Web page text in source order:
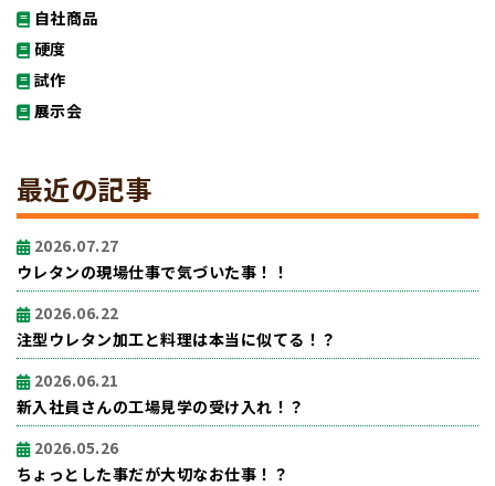
自社商品
硬度
試作
展示会
最近の記事
2026.07.27
ウレタンの現場仕事で気づいた事！！
2026.06.22
注型ウレタン加工と料理は本当に似てる！？
2026.06.21
新入社員さんの工場見学の受け入れ！？
2026.05.26
ちょっとした事だが大切なお仕事！？